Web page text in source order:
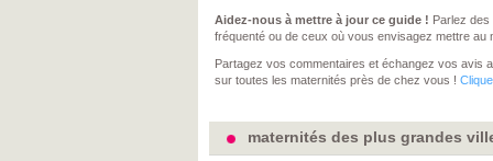
Aidez-nous à mettre à jour ce guide ! Parlez
fréquenté ou de ceux où vous envisagez mettre au
Partagez vos commentaires et échangez vos avis
sur toutes les maternités près de chez vous !
maternités des plus grandes